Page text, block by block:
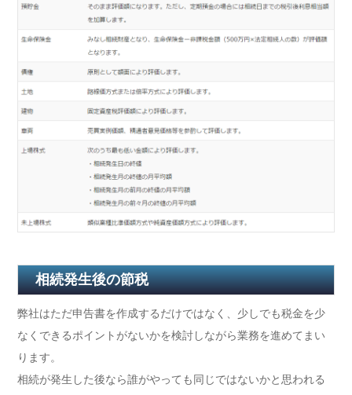
相続発生後の節税
弊社はただ申告書を作成するだけではなく、少しでも税金を少
なくできるポイントがないかを検討しながら業務を進めてまい
ります。
相続が発生した後なら誰がやっても同じではないかと思われる